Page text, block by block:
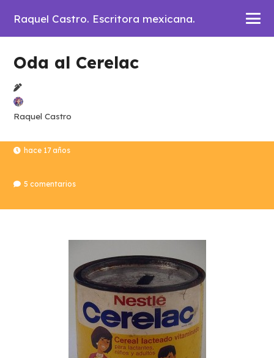
Raquel Castro. Escritora mexicana.
Oda al Cerelac
Raquel Castro
hace 17 años
5comentarios